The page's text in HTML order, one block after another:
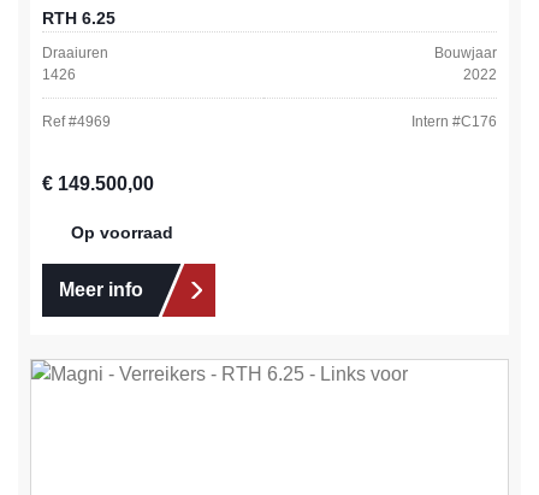
RTH 6.25
Draaiuren
1426
Bouwjaar
2022
Ref #4969 Intern #C176
Normale prijs:
€ 149.500,00
Op voorraad
Meer info